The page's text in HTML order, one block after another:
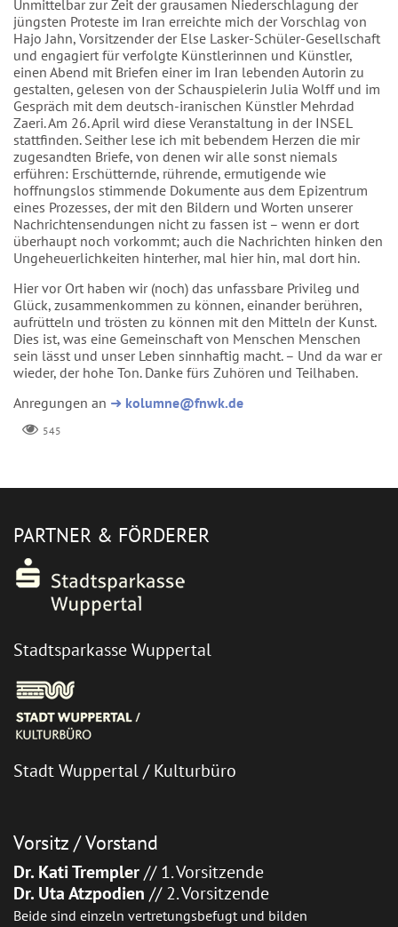
Unmittelbar zur Zeit der grausamen Niederschlagung der
jüngsten Proteste im Iran erreichte mich der Vorschlag von
Hajo Jahn, Vorsitzender der Else Lasker-Schüler-Gesellschaft
und engagiert für verfolgte Künstlerinnen und Künstler,
einen Abend mit Briefen einer im Iran lebenden Autorin zu
gestalten, gelesen von der Schauspielerin Julia Wolff und im
Gespräch mit dem deutsch-iranischen Künstler Mehrdad
Zaeri. Am 26. April wird diese Veranstaltung in der INSEL
stattfinden. Seither lese ich mit bebendem Herzen die mir
zugesandten Briefe, von denen wir alle sonst niemals
erführen: Erschütternde, rührende, ermutigende wie
hoffnungslos stimmende Dokumente aus dem Epizentrum
eines Prozesses, der mit den Bildern und Worten unserer
Nachrichtensendungen nicht zu fassen ist – wenn er dort
überhaupt noch vorkommt; auch die Nachrichten hinken den
Ungeheuerlichkeiten hinterher, mal hier hin, mal dort hin.
Hier vor Ort haben wir (noch) das unfassbare Privileg und
Glück, zusammenkommen zu können, einander berühren,
aufrütteln und trösten zu können mit den Mitteln der Kunst.
Dies ist, was eine Gemeinschaft von Menschen Menschen
sein lässt und unser Leben sinnhaftig macht. – Und da war er
wieder, der hohe Ton. Danke fürs Zuhören und Teilhaben.
Anregungen an ➜ kolumne@fnwk.de
545
PARTNER & FÖRDERER
Stadtsparkasse Wuppertal
Stadt Wuppertal / Kulturbüro
Vorsitz / Vorstand
Dr. Kati Trempler// 1. Vorsitzende
Dr. Uta Atzpodien // 2. Vorsitzende
Beide sind einzeln vertretungsbefugt und bilden